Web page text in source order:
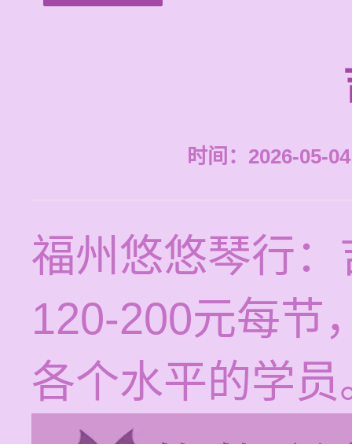
时间：2026-05-
福州悠悠琴行
120-200元每节
各个水平的学员